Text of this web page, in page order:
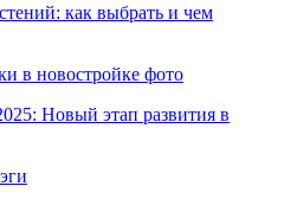
как выбрать и чем
в новостройке фото
Новый этап развития в